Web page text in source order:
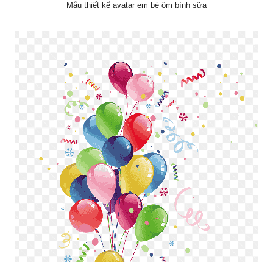
Mẫu thiết kế avatar em bé ôm bình sữa